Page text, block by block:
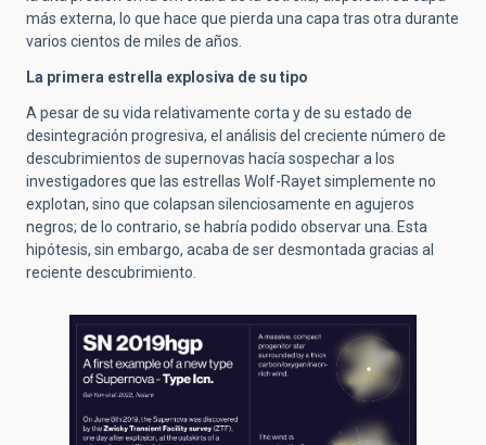
más externa, lo que hace que pierda una capa tras otra durante
varios cientos de miles de años.
La primera estrella explosiva de su tipo
A pesar de su vida relativamente corta y de su estado de
desintegración progresiva, el análisis del creciente número de
descubrimientos de supernovas hacía sospechar a los
investigadores que las estrellas Wolf-Rayet simplemente no
explotan, sino que colapsan silenciosamente en agujeros
negros; de lo contrario, se habría podido observar una. Esta
hipótesis, sin embargo, acaba de ser desmontada gracias al
reciente descubrimiento.